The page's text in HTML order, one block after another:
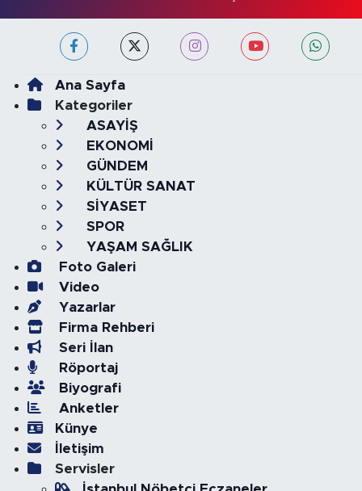
Ana Sayfa
Kategoriler
ASAYİŞ
EKONOMİ
GÜNDEM
KÜLTÜR SANAT
SİYASET
SPOR
YAŞAM SAĞLIK
Foto Galeri
Video
Yazarlar
Firma Rehberi
Seri İlan
Röportaj
Biyografi
Anketler
Künye
İletişim
Servisler